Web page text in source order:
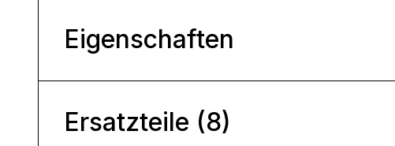
Eigenschaften
Ersatzteile (8)